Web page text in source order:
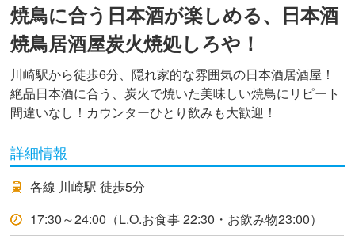
焼鳥に合う日本酒が楽しめる、日本酒
焼鳥居酒屋炭火焼処しろや！
川崎駅から徒歩6分、隠れ家的な雰囲気の日本酒居酒屋！
絶品日本酒に合う、炭火で焼いた美味しい焼鳥にリピート
間違いなし！カウンターひとり飲みも大歓迎！
詳細情報
各線 川崎駅 徒歩5分
17:30～24:00（L.O.お食事 22:30・お飲み物23:00）